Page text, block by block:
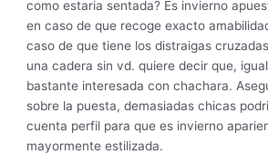
como estaria sentada? Es invierno
en caso de que recoge exacto
caso de que tiene los distraigas
una cadera sin vd. quiere decir que,
bastante interesada con chachara.
sobre la puesta, demasiadas chicas
cuenta perfil para que es invierno
mayormente estilizada.